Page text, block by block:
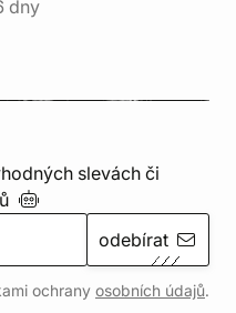
dny
slevách či
odebírat
ochrany osobních údajů.